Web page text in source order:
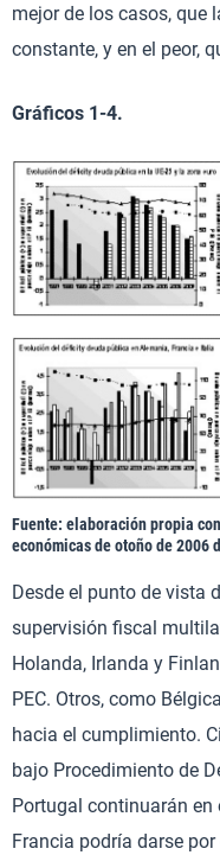
mejor de los casos, que
constante, y en el peor,
Gráficos 1-4.
Fuente: elaboración propia
económicas de otoño de 2006
Desde el punto de vista
supervisión fiscal
Holanda, Irlanda y
PEC. Otros, como
hacia el cumplimiento.
bajo Procedimiento de
Portugal continuarán
Francia podría darse